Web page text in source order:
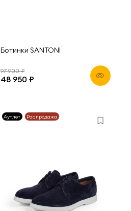
Ботинки SANTONI
97 900 ₽
48 950 ₽
Аутлет Распродажа